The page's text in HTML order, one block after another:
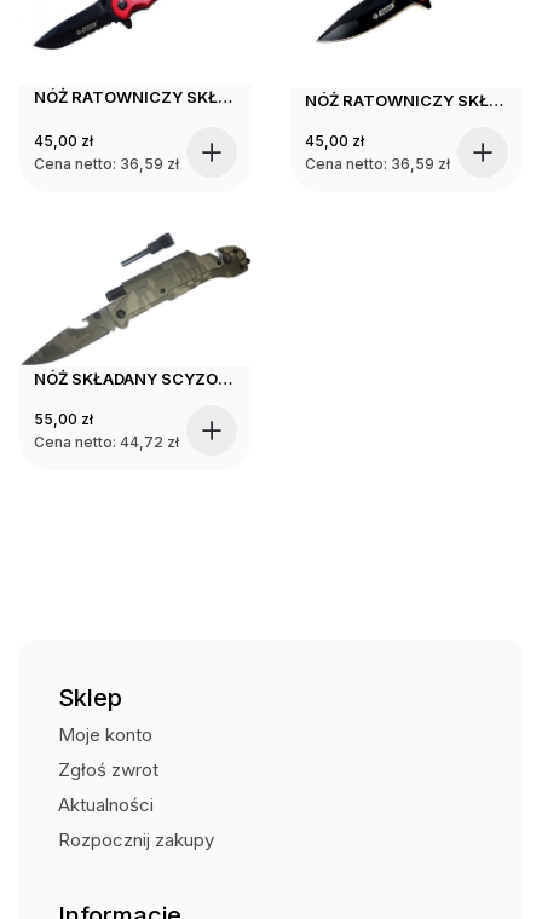
NÓŻ RATOWNICZY SKŁADANY SCYZORYK dla STRAŻAKA
45,00 zł
Cena netto: 36,59 zł
NÓŻ RATOWNICZY SKŁADANY TAKTYCZNY SCYZORYK ZBIJAK
45,00 zł
Cena netto: 36,59 zł
NÓŻ SKŁADANY SCYZORYK TAKTYCZNY MORO MILITARNY
55,00 zł
Cena netto: 44,72 zł
Sklep
Moje konto
Zgłoś zwrot
Aktualności
Rozpocznij zakupy